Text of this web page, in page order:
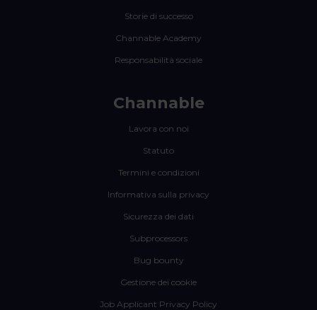
Storie di successo
Channable Academy
Responsabilità sociale
Channable
Lavora con noi
Statuto
Termini e condizioni
Informativa sulla privacy
Sicurezza dei dati
Subprocessors
Bug bounty
Gestione dei cookie
Job Applicant Privacy Policy